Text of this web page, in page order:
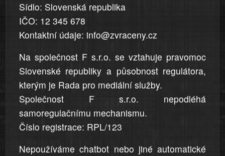
přesná
a
úplná
Sídlo: Slovenská republika
IČO: 12 345 678
Kontaktní údaje: info@zvraceny.cz
Na společnost F s.r.o. se vztahuje pravomoc
Slovenské republiky a působnost regulátora,
kterým je Rada pro mediální služby.
Společnost F s.r.o. nepodléhá
samoregulačnímu mechanismu.
Číslo registrace: RPL/123
Nepoužíváme chatbot nebo jiné automatické